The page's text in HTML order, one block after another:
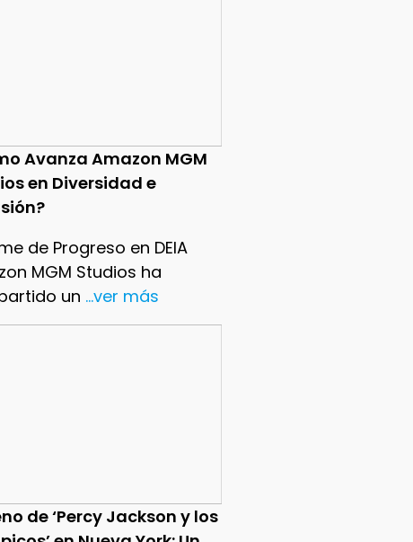
Avanza Amazon MGM
en Diversidad e
de Progreso en DEIA
MGM Studios ha
un ...ver más
de ‘Percy Jackson y los